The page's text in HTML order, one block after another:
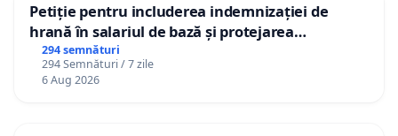
Petiție pentru includerea indemnizației de
hrană în salariul de bază și protejarea
gradațiilor de vechime pentru asistenții
personali
294 semnături
294 Semnături / 7 zile
6 Aug 2026